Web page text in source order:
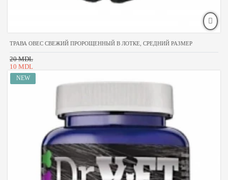
ТРАВА ОВЕС СВЕЖИЙ ПРОРОЩЕННЫЙ В ЛОТКЕ, СРЕДНИЙ РАЗМЕР
20 MDL
10 MDL